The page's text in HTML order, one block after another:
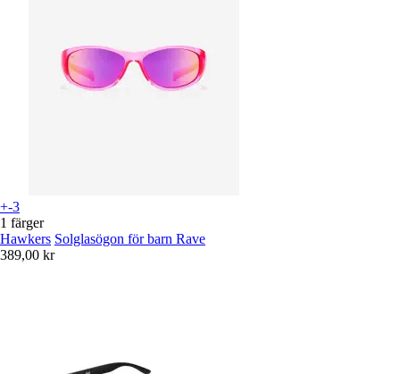
+-3
1 färger
Hawkers Solglasögon för barn Rave
389,00 kr